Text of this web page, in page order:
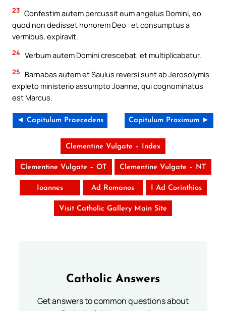
23 Confestim autem percussit eum angelus Domini, eo
quod non dedisset honorem Deo : et consumptus a
vermibus, expiravit.
24 Verbum autem Domini crescebat, et multiplicabatur.
25
Barnabas autem et Saulus reversi sunt ab Jerosolymis
expleto ministerio assumpto Joanne, qui cognominatus
est Marcus.
◄ Capitulum Praecedens Capitulum Proximum ►
Clementine Vulgate – Index
Clementine Vulgate – OT Clementine Vulgate – NT
Ioannes Ad Romanos I Ad Corinthios
Visit Catholic Gallery Main Site
Catholic Answers
Get answers to common questions about